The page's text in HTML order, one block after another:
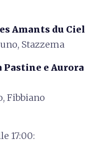
Amants du Ciel
Stazzema
Pastine e Aurora
Fibbiano
17:00: